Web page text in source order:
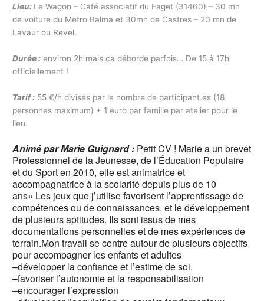
Lieu: Le Wagon – Café associatif du Faget (31460) – 30 mn
de voiture du Metro Balma et 30mn de Castres – 20 mn de
Lavaur ou Revel.
Durée : environ 2h mais ça déborde parfois… De 15 à 17h
officiellement !
Tarif : 55 €/h divisés par le nombre de participant.es (18
personnes maximum) + 1 euro par famille par atelier pour le
lieu.
Animé par Marie Guignard : Petit CV ! Marie a un brevet
Professionnel de la Jeunesse, de l’Éducation Populaire
et du Sport en 2010, elle est animatrice et
accompagnatrice à la scolarité depuis plus de 10
ans« Les jeux que j’utilise favorisent l’apprentissage de
compétences ou de connaissances, et le développement
de plusieurs aptitudes. Ils sont issus de mes
documentations personnelles et de mes expériences de
terrain.Mon travail se centre autour de plusieurs objectifs
pour accompagner les enfants et adultes
–développer la confiance et l’estime de soi.
–favoriser l’autonomie et la responsabilisation
–encourager l’expression